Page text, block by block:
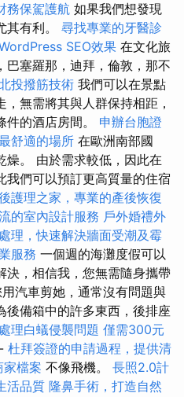
務保駕護航 如果我們想發現
其有利。 尋找專業的牙醫診
SEO效果 在文化旅
巴塞羅那，迪拜，倫敦，那不
投撥筋技術 我們可以在景點
無需將其與人群保持相距，
的酒店房間。 申辦台胞證
舒適的場所 在歐洲南部國
燥。 由於需求較低，因此在
我們可以預訂更高質量的住宿
護理之家，專業的產後恢復
的室內設計服務 戶外婚禮外
理，快速解決牆面受潮及霉
服務 一個週的海灘度假可以
決，相信我，您無需隨身攜帶
汽車剪她，通常沒有問題與
後備箱中的許多東西，後排座
理白蟻侵襲問題 僅需300元
- 杜拜簽證的申請過程，提供清
檔案 不像飛機。 長照2.0計
活品質 隆鼻手術，打造自然